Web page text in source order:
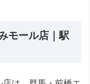
モール店｜駅